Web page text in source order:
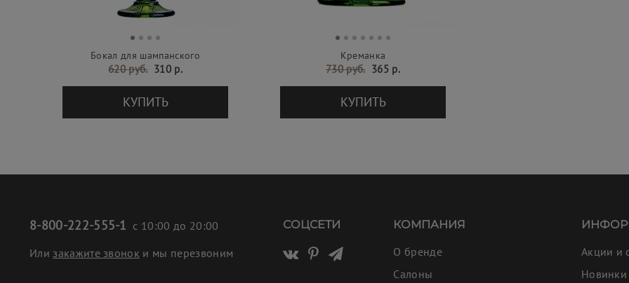
Бокал для шампанского
620 руб. 310 р.
КУПИТЬ
Креманка
730 руб. 365 р.
КУПИТЬ
8-800-222-555-1 с 10:00 до 20:00
Или закажите звонок и мы перезвоним
СОЦСЕТИ КОМПАНИЯ
О бренде
Салоны
Акции и
Новинки